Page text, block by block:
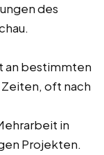
des
an bestimmten
oft nach
in
Projekten.